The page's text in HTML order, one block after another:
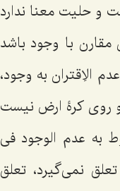
و حلیت معنا ندارد
با وجود باشد
الاِقتران به وجود،
روى كرۀ ارض نیست
به عدم الوجود فى
نمی‌گیرد، تعلق